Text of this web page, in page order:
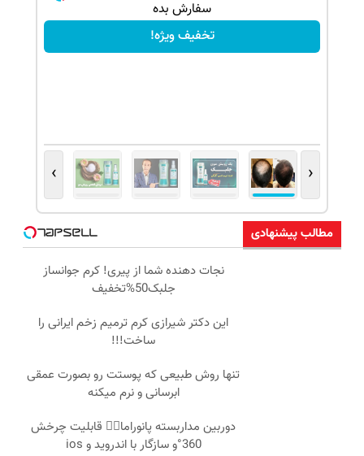
سفارش بده
تخفیف ویژه!
‹
›
مطالب پیشنهادی
نجات دهنده شما از پیری! کرم جوانساز
جلبک50%تخفیف
این دکتر شیرازی کرم ترمیم زخم ایرانی را
ساخت!!!
تنها روش طبیعی که پوستت رو بصورت عمقی
ابرسانی و نرم میکنه
دوربین مداربسته پانوراما👈🏻 قابلیت چرخش
360°و سازگار با اندروید و ios